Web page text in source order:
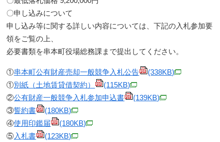
〇申し込みについて
申し込み等に関する詳しい内容については、下記の入札参加要
領をご覧の上、
必要書類を串本町役場総務課まで提出してください。
①串本町公有財産売却一般競争入札公告
(338KB)
①別紙（土地賃貸借契約）
(115KB)
②公有財産一般競争入札参加申込書
(139KB)
③誓約書
(180KB)
④使用印鑑届
(180KB)
⑤入札書
(123KB)